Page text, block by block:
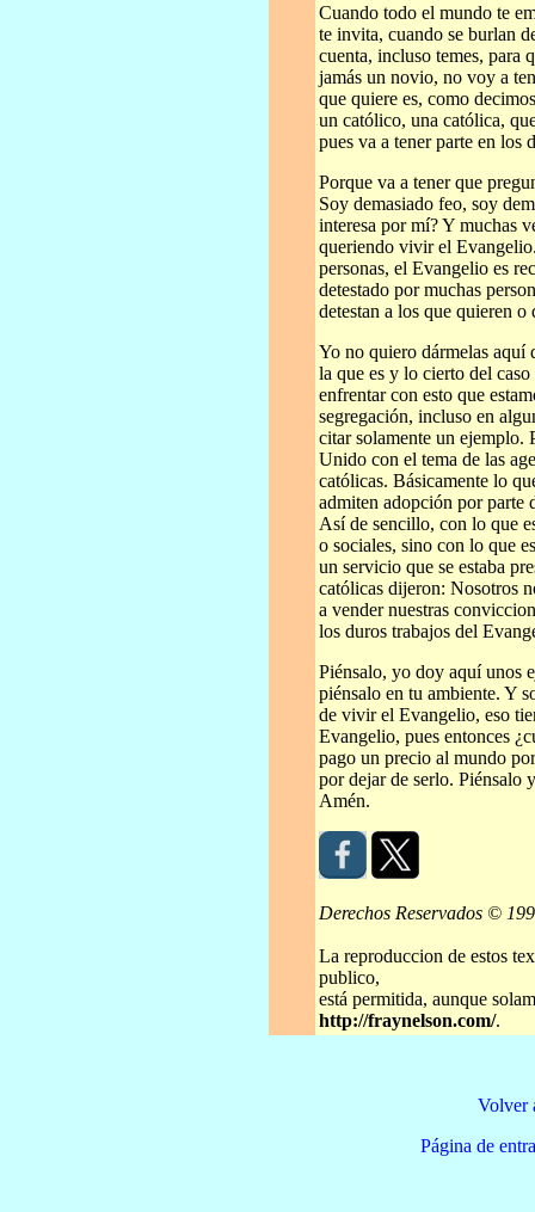
Cuando todo el mundo te
te invita, cuando se burlan
cuenta, incluso temes, para
jamás un novio, no voy a
que quiere es, como
un católico, una católica,
pues va a tener parte en los
Porque va a tener que
Soy demasiado feo, soy
interesa por mí? Y muchas
queriendo vivir el
personas, el Evangelio es
detestado por muchas
detestan a los que quieren
Yo no quiero dármelas aquí
la que es y lo cierto del
enfrentar con esto que
segregación, incluso en
citar solamente un ejemplo.
Unido con el tema de las
católicas. Básicamente lo
admiten adopción por parte
Así de sencillo, con lo que
o sociales, sino con lo que
un servicio que se estaba
católicas dijeron: Nosotros
a vender nuestras
los duros trabajos del
Piénsalo, yo doy aquí unos
piénsalo en tu ambiente. Y
de vivir el Evangelio, eso
Evangelio, pues entonces
pago un precio al mundo
por dejar de serlo. Piénsalo
Amén.
Derechos Reservados ©
La reproduccion de estos
publico,
está permitida, aunque
http://fraynelson.com/.
Volver
Página de